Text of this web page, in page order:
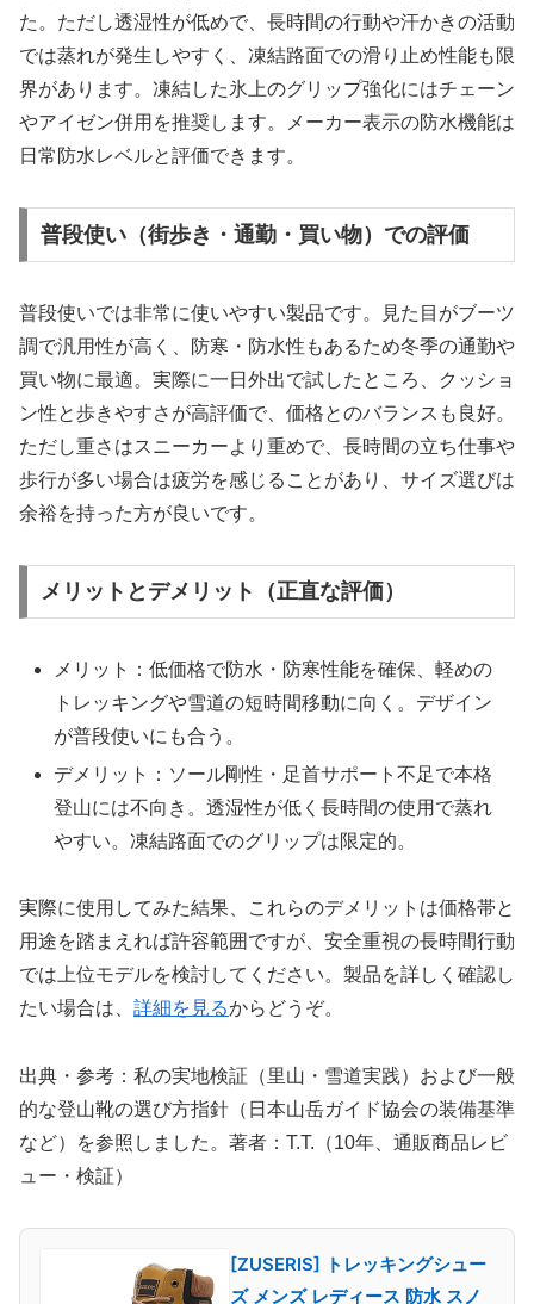
た。ただし透湿性が低めで、長時間の行動や汗かきの活動
では蒸れが発生しやすく、凍結路面での滑り止め性能も限
界があります。凍結した氷上のグリップ強化にはチェーン
やアイゼン併用を推奨します。メーカー表示の防水機能は
日常防水レベルと評価できます。
普段使い（街歩き・通勤・買い物）での評価
普段使いでは非常に使いやすい製品です。見た目がブーツ
調で汎用性が高く、防寒・防水性もあるため冬季の通勤や
買い物に最適。実際に一日外出で試したところ、クッショ
ン性と歩きやすさが高評価で、価格とのバランスも良好。
ただし重さはスニーカーより重めで、長時間の立ち仕事や
歩行が多い場合は疲労を感じることがあり、サイズ選びは
余裕を持った方が良いです。
メリットとデメリット（正直な評価）
メリット：低価格で防水・防寒性能を確保、軽めの
トレッキングや雪道の短時間移動に向く。デザイン
が普段使いにも合う。
デメリット：ソール剛性・足首サポート不足で本格
登山には不向き。透湿性が低く長時間の使用で蒸れ
やすい。凍結路面でのグリップは限定的。
実際に使用してみた結果、これらのデメリットは価格帯と
用途を踏まえれば許容範囲ですが、安全重視の長時間行動
では上位モデルを検討してください。製品を詳しく確認し
たい場合は、 詳細を見るからどうぞ。
出典・参考：私の実地検証（里山・雪道実践）および一般
的な登山靴の選び方指針（日本山岳ガイド協会の装備基準
など）を参照しました。著者：T.T.（10年、通販商品レビ
ュー・検証）
[ZUSERIS] トレッキングシュー
ズ メンズ レディース 防水 スノ